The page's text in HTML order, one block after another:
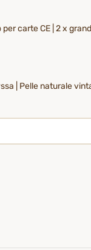
carte CE | 2 x
| Pelle naturale